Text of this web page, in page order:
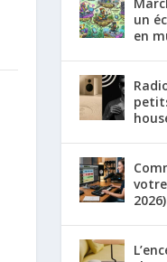
un
en
2026)